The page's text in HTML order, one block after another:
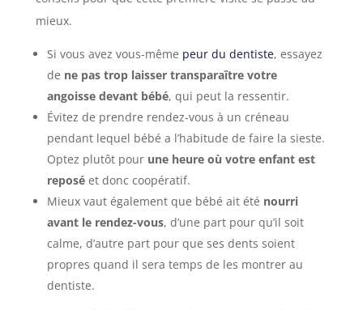
mieux.
Si vous avez vous-même peur du dentiste, essayez
de ne pas trop laisser transparaître votre
angoisse devant bébé, qui peut la ressentir.
Évitez de prendre rendez-vous à un créneau
pendant lequel bébé a l’habitude de faire la sieste.
Optez plutôt pour une heure où votre enfant est
reposéet donc coopératif.
Mieux vaut également que bébé ait été nourri
avant le rendez-vous, d’une part pour qu’il soit
calme, d’autre part pour que ses dents soient
propres quand il sera temps de les montrer au
dentiste.